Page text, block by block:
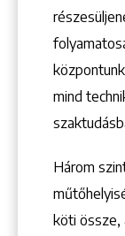
mind
Három
köti össze,